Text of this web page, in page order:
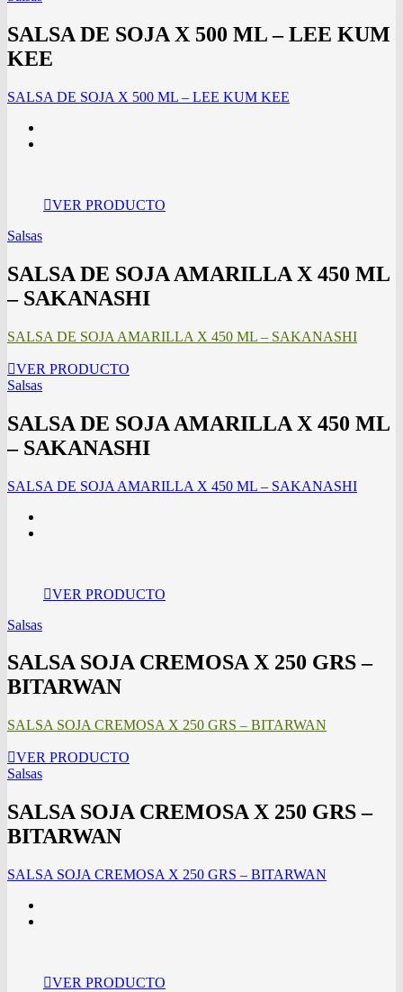
SALSA DE SOJA X 500 ML – LEE KUM
KEE
SALSA DE SOJA X 500 ML – LEE KUM KEE
VER PRODUCTO
Salsas
SALSA DE SOJA AMARILLA X 450 ML
– SAKANASHI
SALSA DE SOJA AMARILLA X 450 ML – SAKANASHI
VER PRODUCTO
Salsas
SALSA DE SOJA AMARILLA X 450 ML
– SAKANASHI
SALSA DE SOJA AMARILLA X 450 ML – SAKANASHI
VER PRODUCTO
Salsas
SALSA SOJA CREMOSA X 250 GRS –
BITARWAN
SALSA SOJA CREMOSA X 250 GRS – BITARWAN
VER PRODUCTO
Salsas
SALSA SOJA CREMOSA X 250 GRS –
BITARWAN
SALSA SOJA CREMOSA X 250 GRS – BITARWAN
VER PRODUCTO